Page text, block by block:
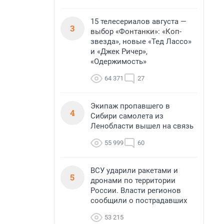
3
15 телесериалов августа —
выбор «Фонтанки»: «Коп-
звезда», новые «Тед Лассо»
и «Джек Ричер»,
«Одержимость»
64 371 27
4
Экипаж пропавшего в
Сибири самолета из
Ленобласти вышел на связь
55 999 60
5
ВСУ ударили ракетами и
дронами по территории
России. Власти регионов
сообщили о пострадавших
53 215